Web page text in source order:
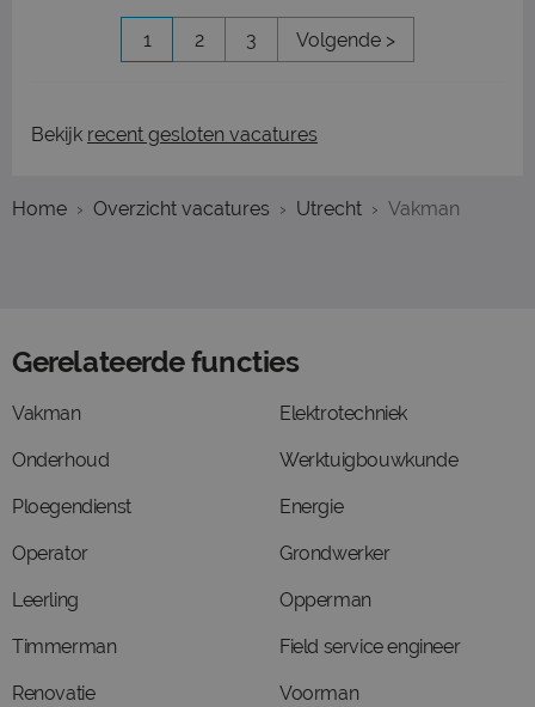
1 2 3 Volgende >
Bekijk recent gesloten vacatures
Home Overzicht vacatures Utrecht Vakman
Gerelateerde functies
Vakman
Onderhoud
Ploegendienst
Operator
Leerling
Timmerman
Renovatie
Elektrotechniek
Werktuigbouwkunde
Energie
Grondwerker
Opperman
Field service engineer
Voorman